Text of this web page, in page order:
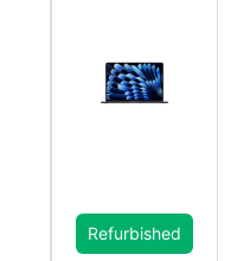
Refurbished